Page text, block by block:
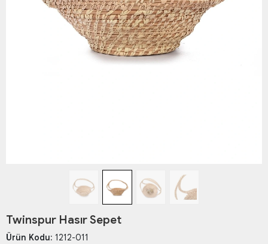
Twinspur Hasır Sepet
Ürün Kodu: 1212-011